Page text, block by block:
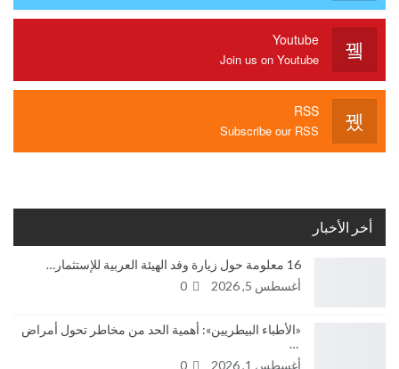
Youtube
Join us on Youtube
RSS
Subscribe our RSS
أخر الأخبار
16 معلومة حول زيارة وفد الهيئة العربية للإستثمار…
أغسطس 5, 2026
«الأطباء البيطريين»: أهمية الحد من مخاطر تحول أمراض
…
أغسطس 1, 2026